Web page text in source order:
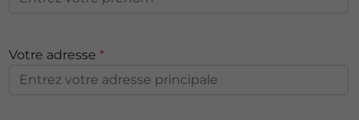
Votre adresse *